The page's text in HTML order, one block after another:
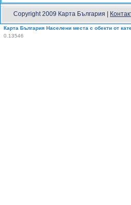
Copyright 2009 Карта България |
Карта България Населени места с обекти от
0.13546